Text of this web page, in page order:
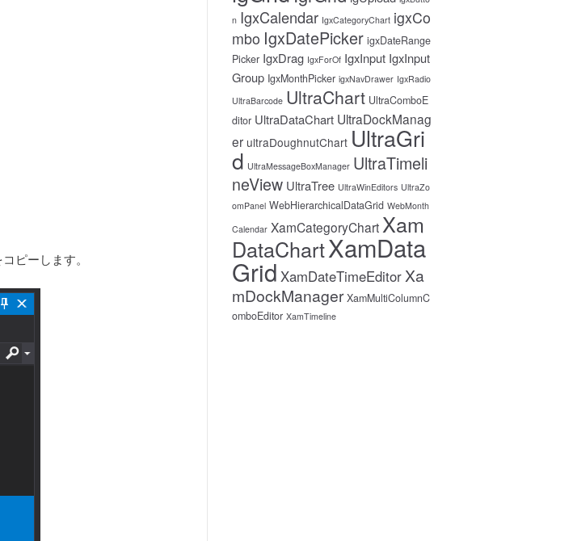
ピーします。
n IgxCalendar IgxCategoryChart igxCo
mbo IgxDatePicker igxDateRange
Picker IgxDrag IgxForOf IgxInput IgxInput
Group IgxMonthPicker igxNavDrawer IgxRadio
UltraBarcode UltraChart UltraComboE
ditor UltraDataChart UltraDockManag
er ultraDoughnutChart UltraGri
d UltraMessageBoxManager UltraTimeli
neView UltraTree UltraWinEditors UltraZo
omPanel WebHierarchicalDataGrid WebMonth
Calendar XamCategoryChart Xam
DataChartXamData
Grid XamDateTimeEditor Xa
mDockManager XamMultiColumnC
omboEditor XamTimeline